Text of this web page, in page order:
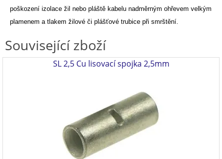
poškození izolace žil nebo pláště kabelu nadměrným ohřevem velkým
plamenem a tlakem žilové či plášťové trubice při smrštění.
Související zboží
SL 2,5 Cu lisovací spojka 2,5mm